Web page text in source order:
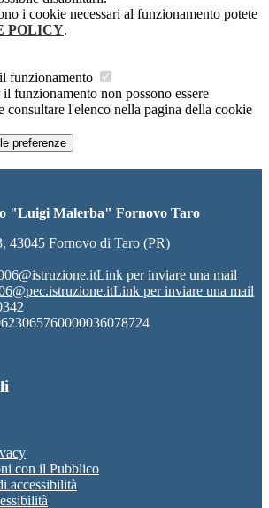
i cookie necessari al funzionamento potete
POLICY.
funzionamento
funzionamento non possono essere
consultare l'elenco nella pagina della cookie
preferenze
"Luigi Malerba" Fornovo Taro
43045 Fornovo di Taro (PR)
Link per inviare una mail
Link per inviare una mail
con il Pubblico
accessibilità